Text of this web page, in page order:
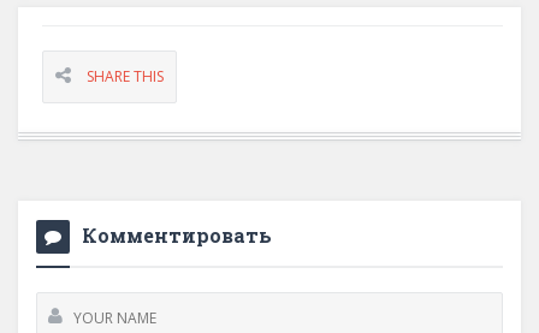
SHARE THIS
Комментировать